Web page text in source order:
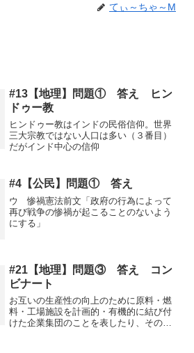
てぃ～ちゃ～M
#13【地理】問題① 答え ヒン
ドゥー教
ヒンドゥー教はインドの民俗信仰。世界
三大宗教ではない人口は多い（３番目）
だがインド中心の信仰
#4【公民】問題① 答え
ウ 惨禍憲法前文「政府の行為によって
再び戦争の惨禍が起こることのないよう
にする」
#21【地理】問題③ 答え コン
ビナート
お互いの生産性の向上のために原料・燃
料・工場施設を計画的・有機的に結び付
けた企業集団のことを表したり、その企